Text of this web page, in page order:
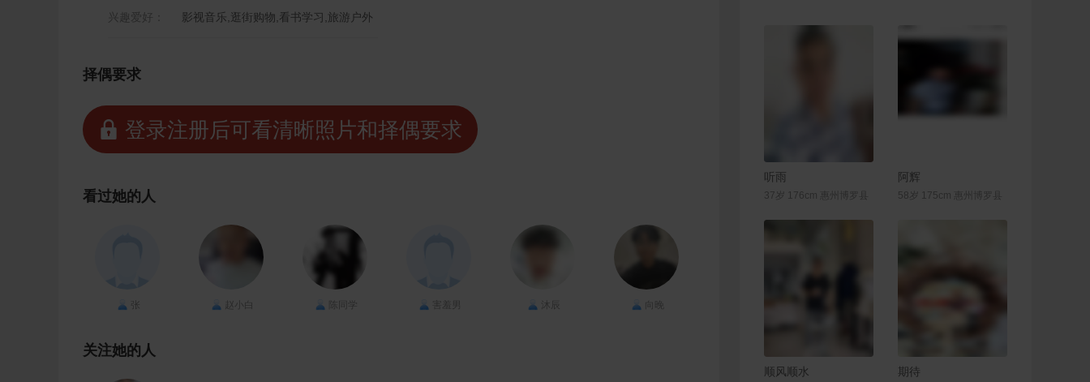
兴趣爱好： 影视音乐,逛街购物,看书学习,旅游户外
择偶要求
 登录注册后可看清晰照片和择偶要求
看过她的人
赵小白 陈同学 害羞男 向晚
关注她的人
听雨
37岁 176cm 惠州博罗县
阿辉
58岁 175cm 惠州博罗县
联系Ta
顺风顺水 期待